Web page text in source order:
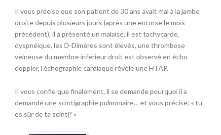
Il vous précise que son patient de 30 ans avait mal à la jambe
droite depuis plusieurs jours (après une entorse le mois
précédent), il a présenté un malaise, il est tachycarde,
dyspnéique, les D-Dimères sont élevés, une thrombose
veineuse du membre inferieur droit est observé en écho
doppler, l’échographie cardiaque révèle une HTAP.
Il vous confie que finalement, il se demande pourquoi il a
demandé une scintigraphie pulmonaire… et vous précise: « tu
es sûr de ta scinti? »